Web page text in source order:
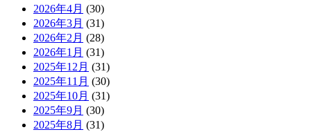
2026年4月 (30)
2026年3月 (31)
2026年2月 (28)
2026年1月 (31)
2025年12月 (31)
2025年11月 (30)
2025年10月 (31)
2025年9月 (30)
2025年8月 (31)